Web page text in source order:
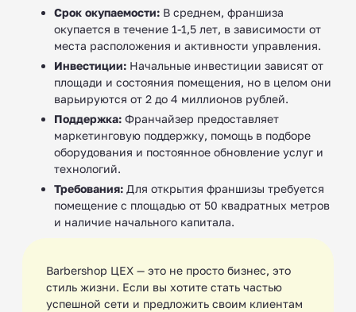
Срок окупаемости: В среднем, франшиза
окупается в течение 1-1,5 лет, в зависимости от
места расположения и активности управления.
Инвестиции: Начальные инвестиции зависят от
площади и состояния помещения, но в целом они
варьируются от 2 до 4 миллионов рублей.
Поддержка: Франчайзер предоставляет
маркетинговую поддержку, помощь в подборе
оборудования и постоянное обновление услуг и
технологий.
Требования: Для открытия франшизы требуется
помещение с площадью от 50 квадратных метров
и наличие начального капитала.
Barbershop ЦЕХ — это не просто бизнес, это
стиль жизни. Если вы хотите стать частью
успешной сети и предложить своим клиентам